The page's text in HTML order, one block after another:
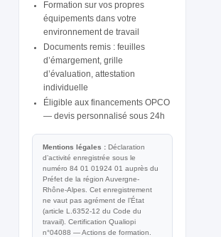
Formation sur vos propres
équipements dans votre
environnement de travail
Documents remis : feuilles
d’émargement, grille
d’évaluation, attestation
individuelle
Éligible aux financements OPCO
— devis personnalisé sous 24h
Mentions légales : Déclaration
d’activité enregistrée sous le
numéro 84 01 01924 01 auprès du
Préfet de la région Auvergne-
Rhône-Alpes. Cet enregistrement
ne vaut pas agrément de l’État
(article L.6352-12 du Code du
travail). Certification Qualiopi
n°04088 — Actions de formation.